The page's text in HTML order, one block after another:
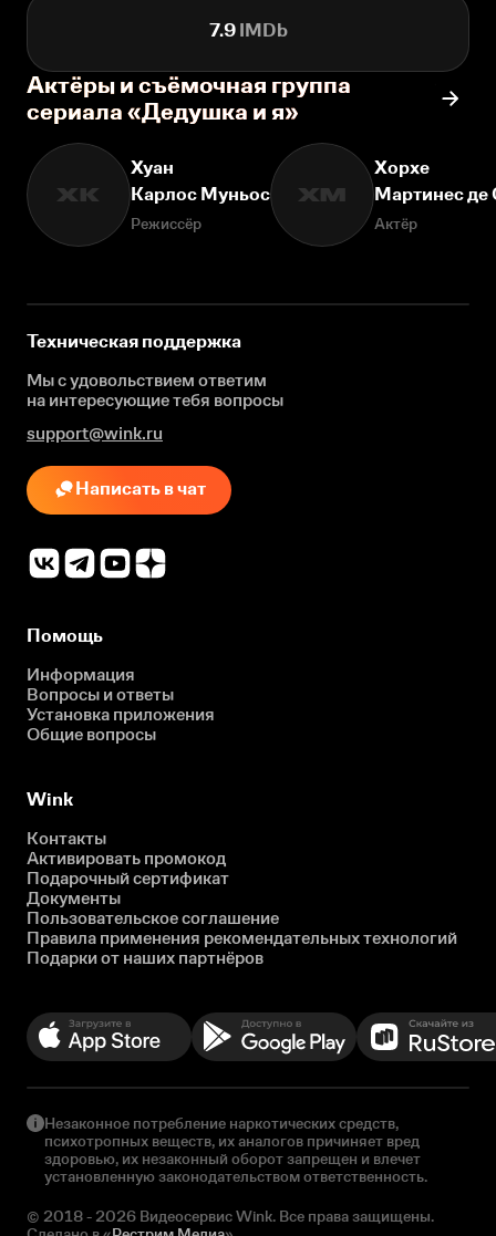
7.9IMDb
Актёры и съёмочная группа
сериала «Дедушка и я»
ХК
Хуан
Карлос Муньос
Режиссёр
ХМ
Хорхе
Мартинес де
Актёр
Техническая поддержка
Мы с удовольствием ответим
на интересующиетебя вопросы
support@wink.ru
Написать в чат
Помощь
Информация
Вопросы и ответы
Установка приложения
Общие вопросы
Wink
Контакты
Активировать промокод
Подарочный сертификат
Документы
Пользовательское соглашение
Правила применения рекомендательных технологий
Подарки от наших партнёров
Незаконное потребление наркотических средств,
психотропных веществ, их аналогов причиняет вред
здоровью, их незаконный оборот запрещен и влечет
установленную законодательством ответственность.
© 2018 - 2026 Видеосервис Wink. Все права защищены.